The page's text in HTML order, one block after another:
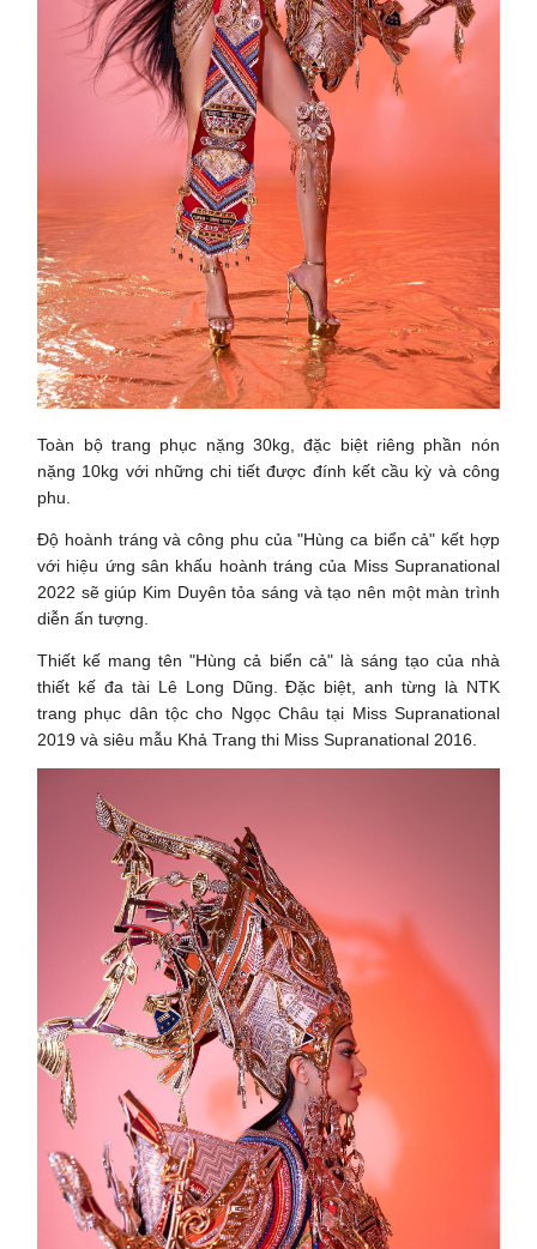
Toàn bộ trang phục nặng 30kg, đặc biệt riêng phần nón
nặng 10kg với những chi tiết được đính kết cầu kỳ và công
phu.
Độ hoành tráng và công phu của "Hùng ca biển cả" kết hợp
với hiệu ứng sân khấu hoành tráng của Miss Supranational
2022 sẽ giúp Kim Duyên tỏa sáng và tạo nên một màn trình
diễn ấn tượng.
Thiết kế mang tên "Hùng cả biển cả" là sáng tạo của nhà
thiết kế đa tài Lê Long Dũng. Đặc biệt, anh từng là NTK
trang phục dân tộc cho Ngọc Châu tại Miss Supranational
2019 và siêu mẫu Khả Trang thi Miss Supranational 2016.